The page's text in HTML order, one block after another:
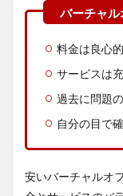
料金は良心
サービスは
過去に問題
自分の目で
安いバーチャルオ